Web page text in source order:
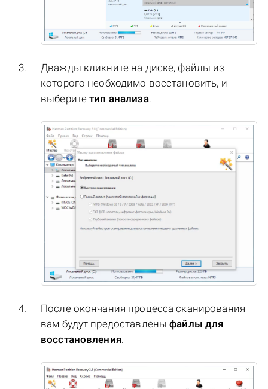
Дважды кликните на диске, файлы из
которого необходимо восстановить, и
выберитетип анализа.
После окончания процесса сканирования
вам будут предоставленыфайлы для
восстановления.